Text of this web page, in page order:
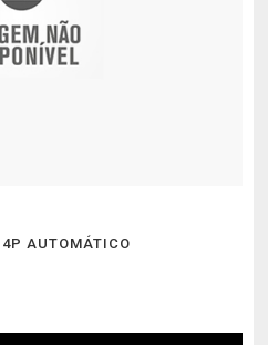
AUTOMÁTICO